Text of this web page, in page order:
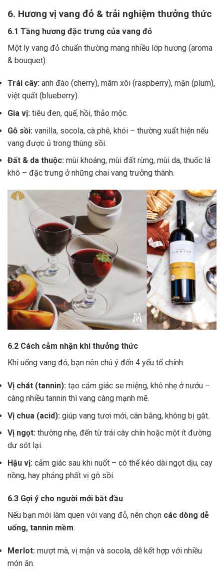
6. Hương vị vang đỏ & trải nghiệm thưởng thức
6.1 Tầng hương đặc trưng của vang đỏ
Một ly vang đỏ chuẩn thường mang nhiều lớp hương (aroma
& bouquet):
Trái cây: anh đào (cherry), mâm xôi (raspberry), mận (plum),
việt quất (blueberry).
Gia vị: tiêu đen, quế, hồi, thảo mộc.
Gỗ sồi: vanilla, socola, cà phê, khói – thường xuất hiện nếu
vang được ủ trong thùng sồi.
Đất & da thuộc: mùi khoáng, mùi đất rừng, mùi da, thuốc lá
khô – đặc trưng ở những chai vang trưởng thành.
6.2 Cách cảm nhận khi thưởng thức
Khi uống vang đỏ, bạn nên chú ý đến 4 yếu tố chính:
Vị chát (tannin): tạo cảm giác se miệng, khô nhẹ ở nướu –
càng nhiều tannin thì vang càng mạnh mẽ.
Vị chua (acid): giúp vang tươi mới, cân bằng, không bị gắt.
Vị ngọt: thường nhẹ, đến từ trái cây chín hoặc một ít đường
dư sót lại.
Hậu vị: cảm giác sau khi nuốt – có thể kéo dài ngọt dịu, cay
nồng, hay phảng phất vị gỗ sồi.
6.3 Gợi ý cho người mới bắt đầu
Nếu bạn mới làm quen với vang đỏ, nên chọn các dòng dễ
uống, tannin mềm:
Merlot: mượt mà, vị mận và socola, dễ kết hợp với nhiều
món ăn.